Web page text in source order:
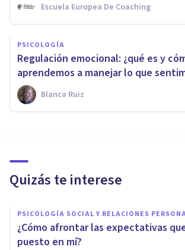
Escuela Europea De Coaching
PSICOLOGÍA
Regulación emocional: ¿qué es y
aprendemos a manejar lo que
Blanca Ruiz
Quizás te interese
PSICOLOGÍA SOCIAL Y RELACIONES
¿Cómo afrontar las expectativas
puesto en mí?